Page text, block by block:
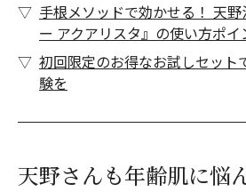
手根メソッドで効かせる！ 天
ー アクアリスタ』の使い方ポイ
初回限定のお得なお試しセット
験を
天野さんも年齢肌に悩